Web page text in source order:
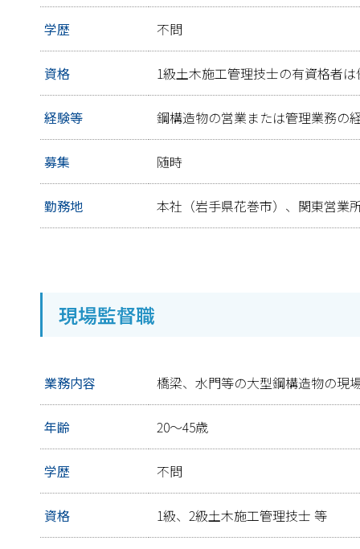
学歴 不問
資格 1級土木施工管理技士の有資格者は
経験等 鋼構造物の営業または管理業務の
募集 随時
勤務地 本社（岩手県花巻市）、関東営業
現場監督職
業務内容 橋梁、水門等の大型鋼構造物の現
年齢 20～45歳
学歴 不問
資格 1級、2級土木施工管理技士 等